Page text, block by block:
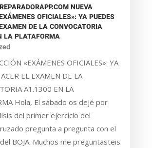
NUEVA
OFICIALES»: YA PUEDES
DE LA CONVOCATORIA
LA PLATAFORMA
«EXÁMENES OFICIALES»: YA
EL EXAMEN DE LA
A1.1300 EN LA
Hola, El sábado os dejé por
del primer ejercicio del
pregunta a pregunta con el
BOJA. Muchos me preguntasteis